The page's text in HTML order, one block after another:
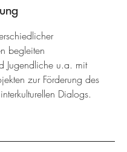
begleiten
Jugendliche u.a. mit
zur Förderung des
Dialogs.